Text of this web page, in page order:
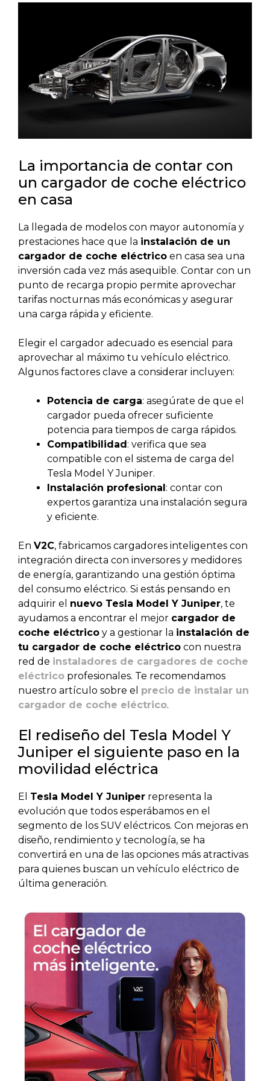
La importancia de contar con
un cargador de coche eléctrico
en casa
La llegada de modelos con mayor autonomía y
prestaciones hace que la instalación de un
cargador de coche eléctrico en casa sea una
inversión cada vez más asequible. Contar con un
punto de recarga propio permite aprovechar
tarifas nocturnas más económicas y asegurar
una carga rápida y eficiente.
Elegir el cargador adecuado es esencial para
aprovechar al máximo tu vehículo eléctrico.
Algunos factores clave a considerar incluyen:
Potencia de carga: asegúrate de que el
cargador pueda ofrecer suficiente
potencia para tiempos de carga rápidos.
Compatibilidad: verifica que sea
compatible con el sistema de carga del
Tesla Model Y Juniper.
Instalación profesional: contar con
expertos garantiza una instalación segura
y eficiente.
En V2C, fabricamos cargadores inteligentes con
integración directa con inversores y medidores
de energía, garantizando una gestión óptima
del consumo eléctrico. Si estás pensando en
adquirir el nuevo Tesla Model Y Juniper, te
ayudamos a encontrar el mejor cargador de
coche eléctrico y a gestionar la instalación de
tu cargador de coche eléctrico con nuestra
red de instaladores de cargadores de coche
eléctrico profesionales. Te recomendamos
nuestro artículo sobre el precio de instalar un
cargador de coche eléctrico.
El rediseño del Tesla Model Y
Juniper el siguiente paso en la
movilidad eléctrica
El Tesla Model Y Juniper representa la
evolución que todos esperábamos en el
segmento de los SUV eléctricos. Con mejoras en
diseño, rendimiento y tecnología, se ha
convertirá en una de las opciones más atractivas
para quienes buscan un vehículo eléctrico de
última generación.